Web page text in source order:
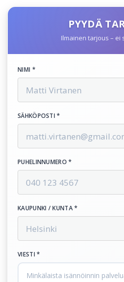
PYYDÄ
Ilmainen tarjous – ei
NIMI *
SÄHKÖPOSTI *
PUHELINNUMERO *
KAUPUNKI / KUNTA *
VIESTI *